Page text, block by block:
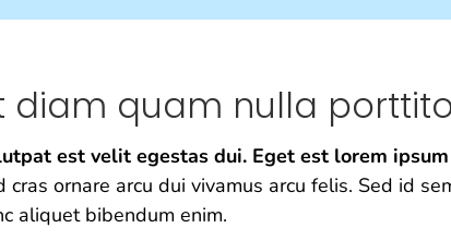
diam quam nulla
est velit egestas dui. Eget est lorem
cras ornare arcu dui vivamus arcu felis. Sed id
aliquet bibendum enim.